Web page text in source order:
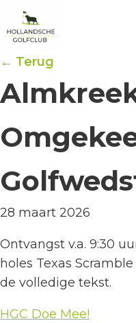
← Terug
28 maart 2026
Ontvangst v.a. 9:30
holes Texas
de volledige tekst.
HGC Doe Mee!